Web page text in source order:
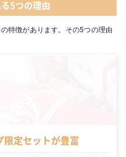
5つの理由
特徴があります。その5つの理由
定セットが豊富